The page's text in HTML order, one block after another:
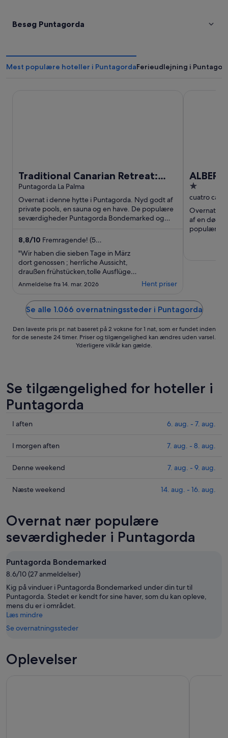
Besøg Puntagorda
Mest populære hoteller i PuntagordaFerieudlejning i
Traditional Canarian Retreat:
Casa Francisco with Private Pool,
Terrac
Puntagorda La Palma
Overnat i denne hytte i Puntagorda. Nyd godt af
private pools, en sauna og en have. De populære
seværdigheder Puntagorda Bondemarked og
8,8/10 Fremragende! (5
anmeldelser)
"Wir haben die sieben Tage in März
dort genossen ; herrliche Aussicht,
draußen frühstücken,tolle Ausflüge
,saunieren, Abende am Kamin mit ein
an, auf der Terrasse ein unglaublicher
Sternhimmel!!Es war schön!!!"
Anmeldelse fra 14. mar. 2026 Hent priser
1
out
of
5
cuatro
Overnat på
af en
populære
Se alle 1.066 overnatningssteder i Puntagorda
Den laveste pris pr. nat baseret på 2 voksne for 1 nat, som er fundet inden
for de seneste 24 timer. Priser og tilgængelighed kan ændres uden varsel.
Yderligere vilkår kan gælde.
Se tilgængelighed for hoteller i
Puntagorda
Tjek
i
for
aften,
-
aug.
I aften 6. aug. - 7. aug.
Tjek
i
for
aften,
aug.
8.
aug.
I morgen aften 7. aug. - 8. aug.
Tjek
i
denne
7.
-
9.
aug.
Denne weekend 7. aug. - 9. aug.
Tjek
Puntagorda
for
næste
14.
aug.
-
16.
aug.
Næste weekend 14. aug. - 16. aug.
Overnat nær populære
seværdigheder i Puntagorda
Puntagorda Bondemarked
8.6/10 (27 anmeldelser)
Kig på vinduer i Puntagorda Bondemarked under din tur til
Puntagorda. Stedet er kendt for sine haver, som du kan opleve,
mens du er i området.
Læs mindre
Se overnatningssteder
Oplevelser